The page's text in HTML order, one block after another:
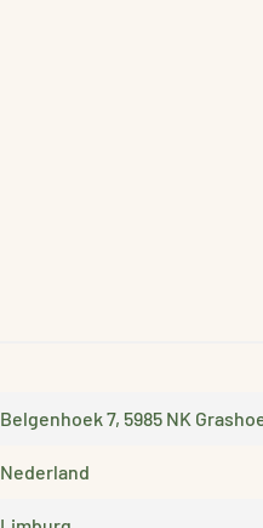
Belgenhoek 7, 5985 NK
Nederland